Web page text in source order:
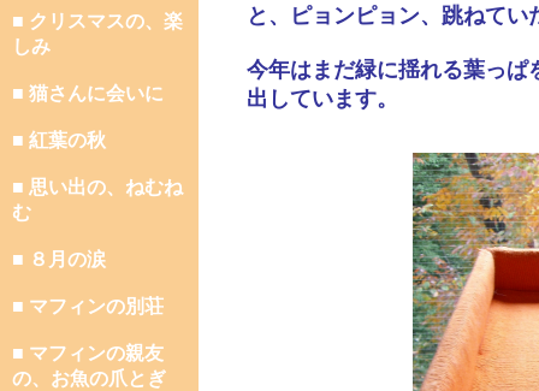
■ クリスマスの、楽
しみ
■ 猫さんに会いに
■ 紅葉の秋
■ 思い出の、ねむね
む
■ ８月の涙
■ マフィンの別荘
■ マフィンの親友
の、お魚の爪とぎ
と、ピョンピョン、跳ねてい
今年はまだ緑に揺れる葉っぱ
出しています。